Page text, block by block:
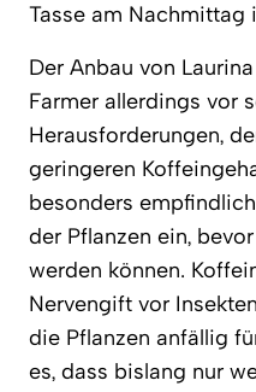
Tasse am Nachmittag
Der Anbau von
Farmer allerdings vor
Herausforderungen,
geringeren
besonders
der Pflanzen ein,
werden können.
Nervengift vor
die Pflanzen anfällig
es, dass bislang nur